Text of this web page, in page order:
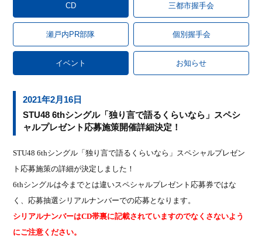
CD 三都市握手会
瀬戸内PR部隊 個別握手会
イベント お知らせ
2021年2月16日
STU48 6thシングル「独り言で語るくらいなら」スペシ
ャルプレゼント応募施策開催詳細決定！
STU48 6thシングル「独り言で語るくらいなら」スペシャルプレゼン
ト応募施策の詳細が決定しました！
6thシングルは今までとは違いスペシャルプレゼント応募券ではな
く、応募抽選シリアルナンバーでの応募となります。
シリアルナンバーはCD帯裏に記載されていますのでなくさないよう
にご注意ください。